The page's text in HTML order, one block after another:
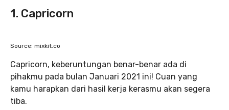
1. Capricorn
Source: mixkit.co
Capricorn, keberuntungan benar-benar ada di
pihakmu pada bulan Januari 2021 ini! Cuan yang
kamu harapkan dari hasil kerja kerasmu akan segera
tiba.